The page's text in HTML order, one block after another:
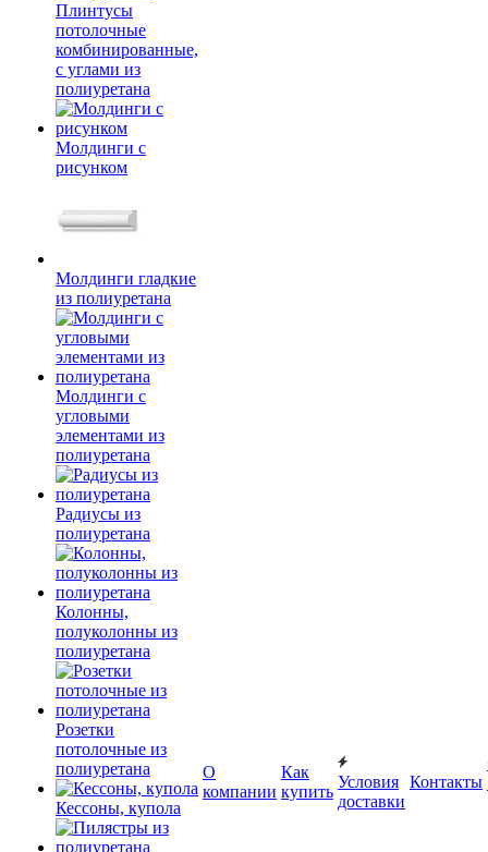
Плинтусы
потолочные
комбинированные,
с углами из
полиуретана
Молдинги c
рисунком
Молдинги гладкие
из полиуретана
Молдинги с
угловыми
элементами из
полиуретана
Радиусы из
полиуретана
Колонны,
полуколонны из
полиуретана
Розетки
потолочные из
полиуретана
Кессоны, купола
О
компании
Как
купить
Условия
доставки
Контакты